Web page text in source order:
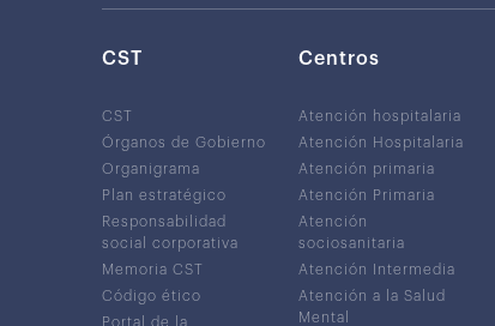
CST
CST
Órganos de Gobierno
Organigrama
Plan estratégico
Responsabilidad
social corporativa
Memoria CST
Código ético
Portal de la
Centros
Atención hospitalaria
Atención Hospitalaria
Atención primaria
Atención Primaria
Atención
sociosanitaria
Atención Intermedia
Atención a la Salud
Mental